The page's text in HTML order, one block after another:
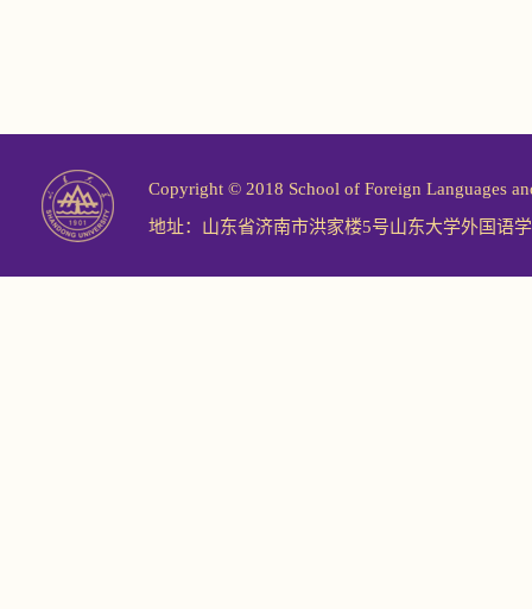
Copyright © 2018 School of Foreign Languages
地址：山东省济南市洪家楼5号山东大学外国语